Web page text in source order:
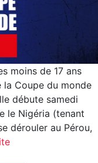
moins de 17 ans
Coupe du monde
débute samedi
le Nigéria (tenant
dérouler au Pérou,